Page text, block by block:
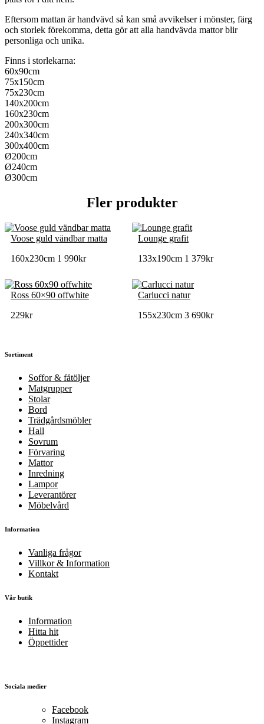
Eftersom mattan är handvävd så kan små avvikelser i mönster, färg
och storlek förekomma, detta gör att alla handvävda mattor blir
personliga och unika.
Finns i storlekarna:
60x90cm
75x150cm
75x230cm
140x200cm
160x230cm
200x300cm
240x340cm
300x400cm
Ø200cm
Ø240cm
Ø300cm
Fler produkter
Voose guld vändbar matta
160x230cm 1 990kr
Lounge grafit
133x190cm 1 379kr
Ross 60×90 offwhite
229kr
Carlucci natur
155x230cm 3 690kr
Sortiment
Soffor & fåtöljer
Matgrupper
Stolar
Bord
Trädgårdsmöbler
Hall
Sovrum
Förvaring
Mattor
Inredning
Lampor
Leverantörer
Möbelvård
Information
Vanliga frågor
Villkor & Information
Kontakt
Vår butik
Information
Hitta hit
Öppettider
Sociala medier
Facebook
Instagram